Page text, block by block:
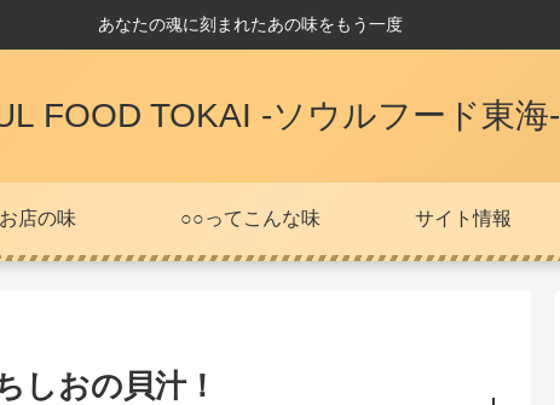
あなたの魂に刻まれたあの味をもう一度
FOOD TOKAI -ソウルフード東海-
お店の味 ○○ってこんな味 サイト情報
しおの貝汁！